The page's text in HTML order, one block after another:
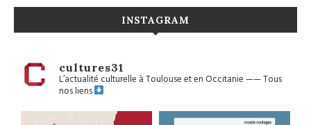
INSTAGRAM
cultures31
L’actualité culturelle à Toulouse et en Occitanie——Tous
nos liens